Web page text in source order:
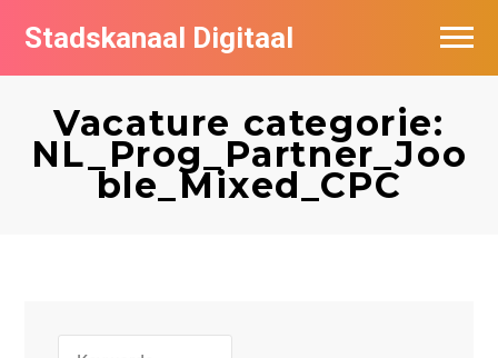
Stadskanaal Digitaal
Vacature categorie:
NL_Prog_Partner_Joo
ble_Mixed_CPC
Vacatures per bedrijf
De populairste vacatures in Stadskanaal
Vacature feed